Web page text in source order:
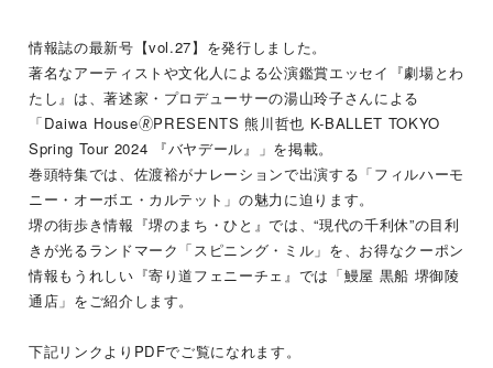
情報誌の最新号【vol.27】を発行しました。
著名なアーティストや文化人による公演鑑賞エッセイ『劇場とわ
たし』は、著述家・プロデューサーの湯山玲子さんによる
「Daiwa House🄬PRESENTS 熊川哲也 K-BALLET TOKYO
Spring Tour 2024 『バヤデール』」を掲載。
巻頭特集では、佐渡裕がナレーションで出演する「フィルハーモ
ニー・オーボエ・カルテット」の魅力に迫ります。
堺の街歩き情報『堺のまち・ひと』では、“現代の千利休”の目利
きが光るランドマーク「スピニング・ミル」を、お得なクーポン
情報もうれしい『寄り道フェニーチェ』では「鰻屋 黒船 堺御陵
通店」をご紹介します。
下記リンクよりPDFでご覧になれます。